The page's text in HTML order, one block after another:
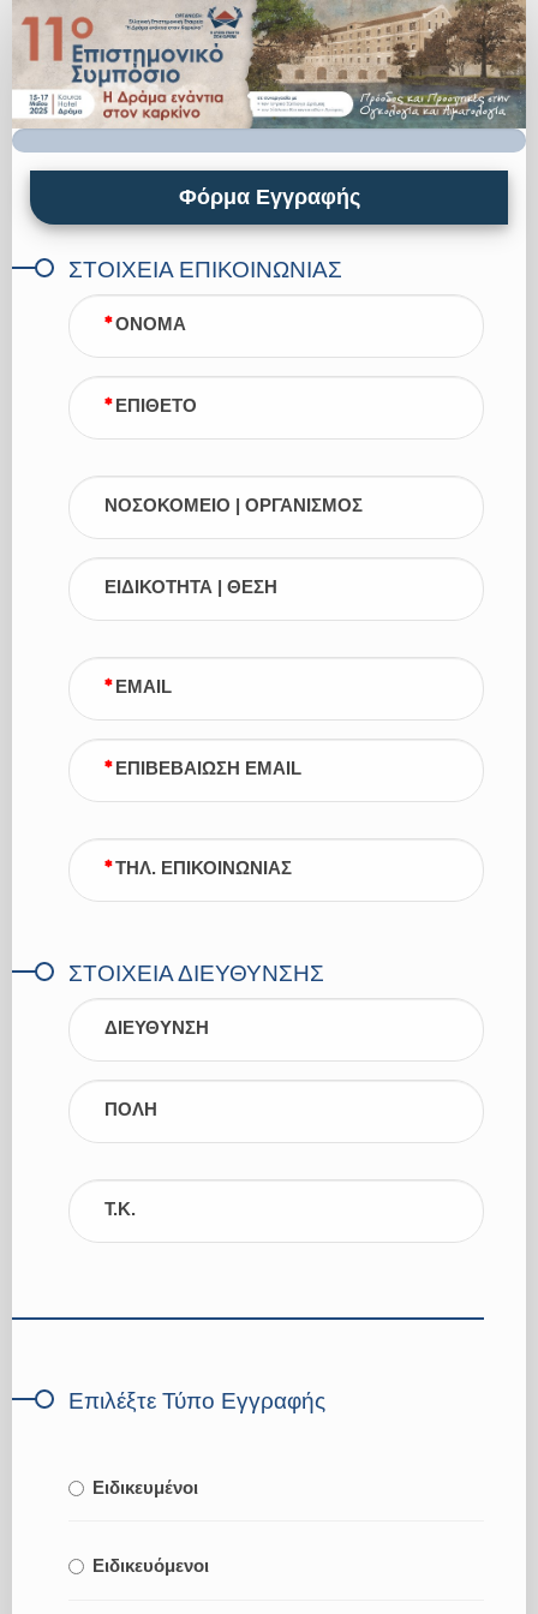
1.ΦΟΡΜΑ
ΕΓΓΡΑΦΗΣ
Φόρμα Εγγραφής
ΣΤΟΙΧΕΙΑ ΕΠΙΚΟΙΝΩΝΙΑΣ
ΟΝΟΜΑ
ΕΠΙΘΕΤΟ
ΝΟΣΟΚΟΜΕΙΟ | ΟΡΓΑΝΙΣΜΟΣ
ΕΙΔΙΚΟΤΗΤΑ | ΘΕΣΗ
EMAIL
ΕΠΙΒΕΒΑΙΩΣΗ EMAIL
ΤΗΛ. ΕΠΙΚΟΙΝΩΝΙΑΣ
ΣΤΟΙΧΕΙΑ ΔΙΕΥΘΥΝΣΗΣ
ΔΙΕΥΘΥΝΣΗ
ΠΟΛΗ
Τ.Κ.
Επιλέξτε Τύπο Εγγραφής
Ειδικευμένοι
Ειδικευόμενοι